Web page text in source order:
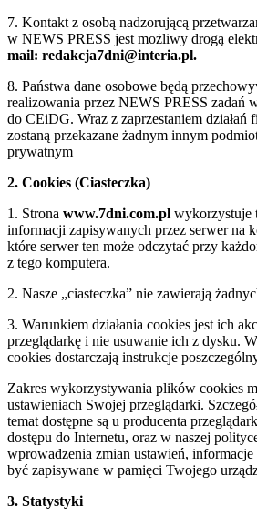
7. Kontakt z osobą nadzorującą
w NEWS PRESS jest możliwy drogą
mail: redakcja7dni@interia.pl.
8. Państwa dane osobowe będą
realizowania przez NEWS PRESS zadań
do CEiDG. Wraz z zaprzestaniem
zostaną przekazane żadnym innym
prywatnym
2. Cookies (Ciasteczka)
1. Strona www.7dni.com.pl wykorzystuje
informacji zapisywanych przez serwer na
które serwer ten może odczytać przy
z tego komputera.
2. Nasze „ciasteczka” nie zawierają
3. Warunkiem działania cookies jest ich
przeglądarkę i nie usuwanie ich z dysku.
cookies dostarczają instrukcje
Zakres wykorzystywania plików cookies
ustawieniach Swojej przeglądarki.
temat dostępne są u producenta
dostępu do Internetu, oraz w naszej
wprowadzenia zmian ustawień,
być zapisywane w pamięci Twojego
3. Statystyki